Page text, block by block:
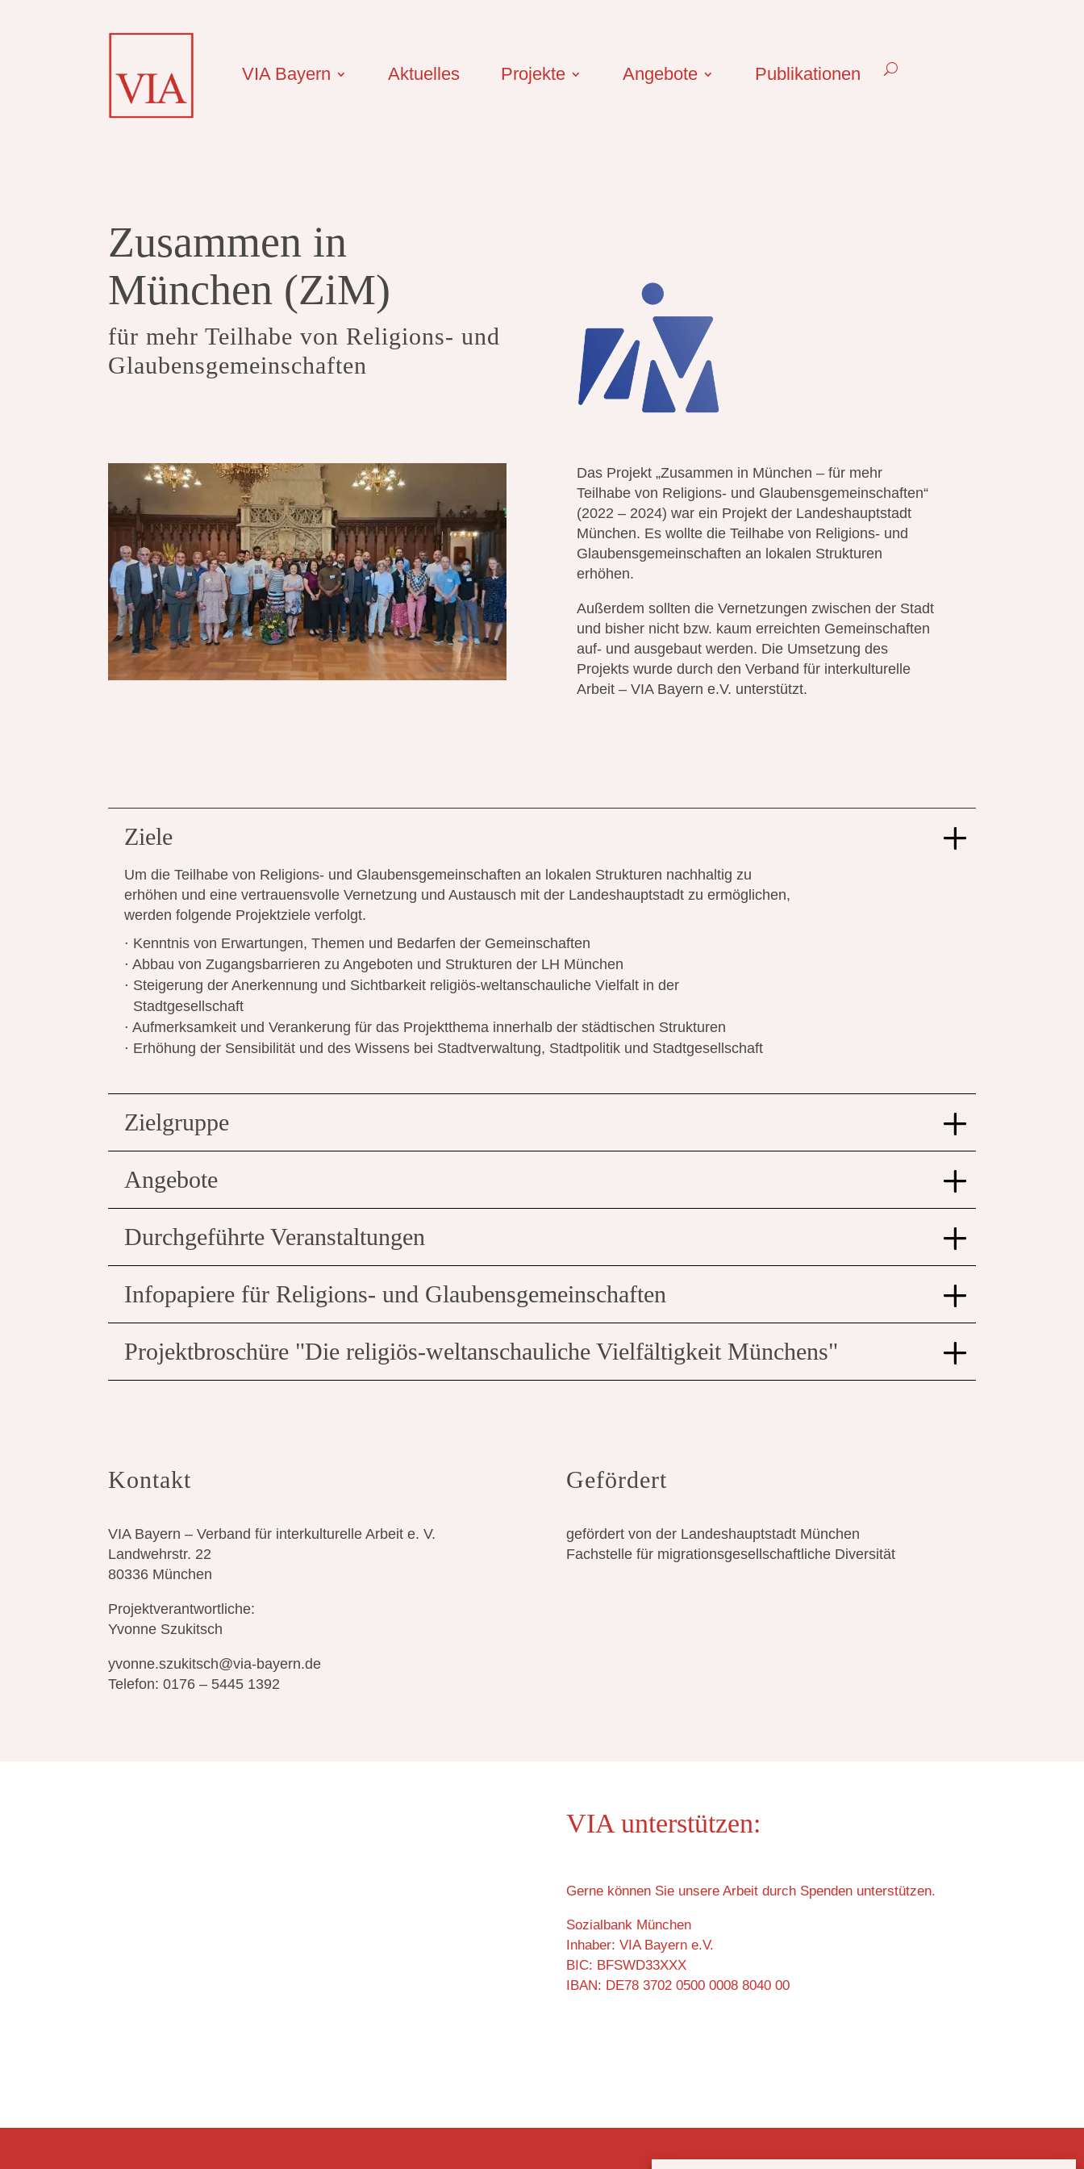
VIA Bayern Aktuelles Projekte Angebote Publikationen
Zusammen in
München (ZiM)
für mehr Teilhabe von Religions- und
Glaubensgemeinschaften
Das Projekt „Zusammen in München – für mehr
Teilhabe von Religions- und Glaubensgemeinschaften“
(2022 – 2024) war ein Projekt der Landeshauptstadt
München. Es wollte die Teilhabe von Religions- und
Glaubensgemeinschaften an lokalen Strukturen
erhöhen.
Außerdem sollten die Vernetzungen zwischen der Stadt
und bisher nicht bzw. kaum erreichten Gemeinschaften
auf- und ausgebaut werden. Die Umsetzung des
Projekts wurde durch den Verband für interkulturelle
Arbeit – VIA Bayern e.V. unterstützt.
Ziele
Um die Teilhabe von Religions- und Glaubensgemeinschaften an lokalen Strukturen nachhaltig zu
erhöhen und eine vertrauensvolle Vernetzung und Austausch mit der Landeshauptstadt zu ermöglichen,
werden folgende Projektziele verfolgt.
Kenntnis von Erwartungen, Themen und Bedarfen der Gemeinschaften
Abbau von Zugangsbarrieren zu Angeboten und Strukturen der LH München
Steigerung der Anerkennung und Sichtbarkeit religiös-weltanschauliche Vielfalt in der
Stadtgesellschaft
Aufmerksamkeit und Verankerung für das Projektthema innerhalb der städtischen Strukturen
Erhöhung der Sensibilität und des Wissens bei Stadtverwaltung, Stadtpolitik und Stadtgesellschaft
Zielgruppe
Angebote
Durchgeführte Veranstaltungen
Infopapiere für Religions- und Glaubensgemeinschaften
Projektbroschüre "Die religiös-weltanschauliche Vielfältigkeit Münchens"
Kontakt Gefördert
VIA Bayern – Verband für interkulturelle Arbeit e. V.
Landwehrstr. 22
80336 München
Projektverantwortliche:
Yvonne Szukitsch
yvonne.szukitsch@via-bayern.de
Telefon: 0176 – 5445 1392
gefördert von der Landeshauptstadt München
Fachstelle für migrationsgesellschaftliche Diversität
VIA unterstützen:
Gerne können Sie unsere Arbeit durch Spenden unterstützen.
Sozialbank München
Inhaber: VIA Bayern e.V.
BIC: BFSWD33XXX
IBAN: DE78 3702 0500 0008 8040 00